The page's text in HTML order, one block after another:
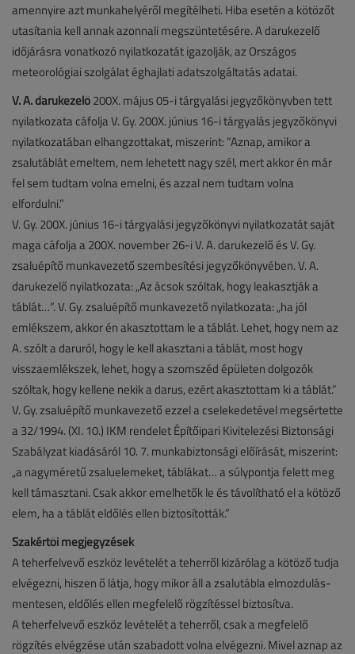
amennyire azt munkahelyéről megítélheti. Hiba esetén a kötözőt
utasítania kell annak azonnali megszüntetésére. A darukezelő
időjárásra vonatkozó nyilatkozatát igazolják, az Országos
meteorológiai szolgálat éghajlati adatszolgáltatás adatai.
V. A. darukezelő200X. május 05-i tárgyalási jegyzőkönyvben tett
nyilatkozata cáfolja V. Gy. 200X. június 16-i tárgyalás jegyzőkönyvi
nyilatkozatában elhangzottakat, miszerint: ”Aznap, amikor a
zsalutáblát emeltem, nem lehetett nagy szél, mert akkor én már
fel sem tudtam volna emelni, és azzal nem tudtam volna
elfordulni.”
V. Gy. 200X. június 16-i tárgyalási jegyzőkönyvi nyilatkozatát saját
maga cáfolja a 200X. november 26-i V. A. darukezelő és V. Gy.
zsaluépítő munkavezető szembesítési jegyzőkönyvében. V. A.
darukezelő nyilatkozata: „Az ácsok szóltak, hogy leakasztják a
táblát…”. V. Gy. zsaluépítő munkavezető nyilatkozata: „ha jól
emlékszem, akkor én akasztottam le a táblát. Lehet, hogy nem az
A. szólt a daruról, hogy le kell akasztani a táblát, most hogy
visszaemlékszek, lehet, hogy a szomszéd épületen dolgozók
szóltak, hogy kellene nekik a darus, ezért akasztottam ki a táblát.”
V. Gy. zsaluépítő munkavezető ezzel a cselekedetével megsértette
a 32/1994. (XI. 10.) IKM rendelet Építőipari Kivitelezési Biztonsági
Szabályzat kiadásáról 10. 7. munkabiztonsági előírását, miszerint:
„a nagyméretű zsaluelemeket, táblákat… a súlypontja felett meg
kell támasztani. Csak akkor emelhetők le és távolítható el a kötöző
elem, ha a táblát eldőlés ellen biztosították.”
Szakértői megjegyzések
A teherfelvevő eszköz levételét a teherről kizárólag a kötöző tudja
elvégezni, hiszen ő látja, hogy mikor áll a zsalutábla elmozdulás-
mentesen, eldőlés ellen megfelelő rögzítéssel biztosítva.
A teherfelvevő eszköz levételét a teherről, csak a megfelelő
rögzítés elvégzése után szabadott volna elvégezni. Mivel aznap az